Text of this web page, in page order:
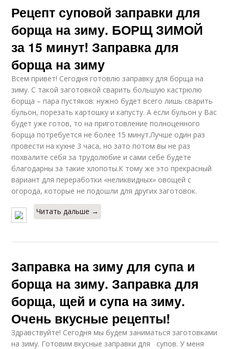
Рецепт суповой заправки для
борща на зиму. БОРЩ ЗИМОЙ
за 15 минут! Заправка для
борща на зиму
Всем привет! Сегодня готовлю заправку для борща на
зиму. С такой заготовкой сварить большую кастрюлю
борща – пара пустяков: нужно будет всего лишь сварить
бульон, порезать картошку и капусту. А если бульон у Вас
будет уже готов, то на приготовление полноценного
борща потребуется не более 15 минут.Лучше один раз
провести на кухне 3 часа, но зато потом вы не раз
похвалите себя за трудолюбие и сами себе будете
благодарны за такие хлопоты.К тому же это прекрасный
вариант для переработки «неликвидных» овощей с
огорода, которые не подошли для других заготовок.
Читать дальше →
Заправка на зиму для супа и
борща на зиму. Заправка для
борща, щей и супа на зиму.
Очень вкусные рецепты!
Здравствуйте! Сегодня мы будем заниматься заготовками
на зиму. Готовим вкусные заправки для супов. У меня